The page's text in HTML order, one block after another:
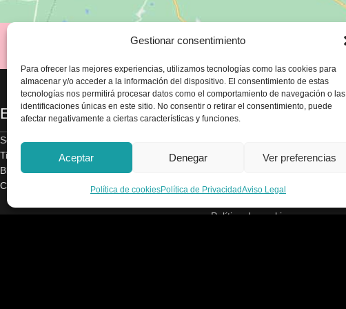
Gestionar consentimiento
Para ofrecer las mejores experiencias, utilizamos tecnologías como las cookies para
almacenar y/o acceder a la información del dispositivo. El consentimiento de estas
tecnologías nos permitirá procesar datos como el comportamiento de navegación o las
identificaciones únicas en este sitio. No consentir o retirar el consentimiento, puede
afectar negativamente a ciertas características y funciones.
Aceptar Denegar Ver preferencias
Política de cookiesPolítica de PrivacidadAviso Legal
Enlaces
Sobre nosotros
Tienda
Blog
Contacte con nosotros
Legal
Política de privacidad
Envío y devoluciones
Política de cookies